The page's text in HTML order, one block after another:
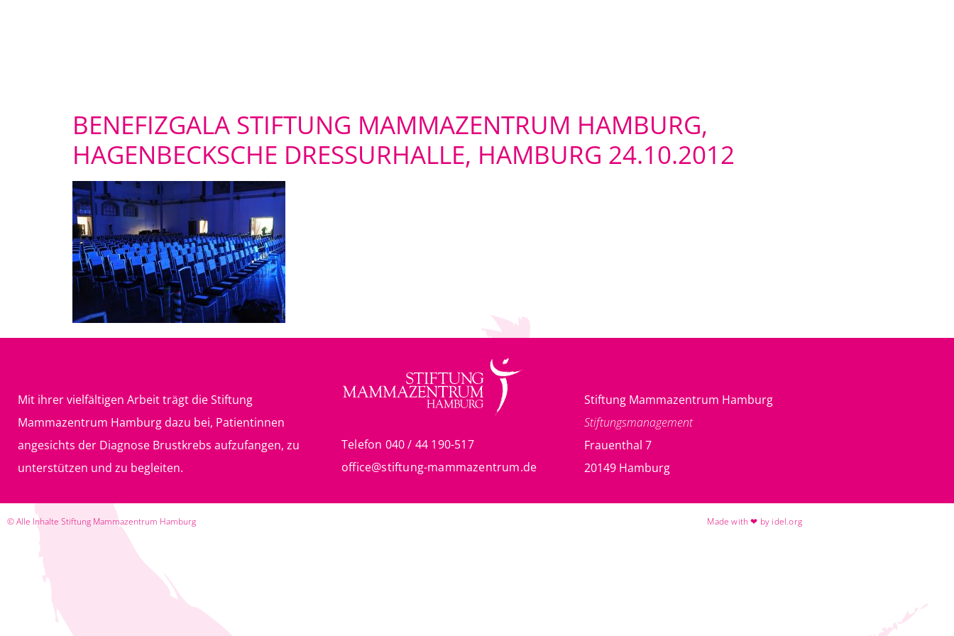
BENEFIZGALA STIFTUNG MAMMAZENTRUM HAMBURG,
HAGENBECKSCHE DRESSURHALLE, HAMBURG 24.10.2012
Mit ihrer vielfältigen Arbeit trägt die Stiftung
Mammazentrum Hamburg dazu bei, Patientinnen
angesichts der Diagnose Brustkrebs aufzufangen, zu
unterstützen und zu begleiten.
Telefon 040 / 44 190-517
office@stiftung-mammazentrum.de
Stiftung Mammazentrum Hamburg
Stiftungsmanagement
Frauenthal 7
20149 Hamburg
© Alle Inhalte Stiftung Mammazentrum Hamburg Made with ❤ by idel.org